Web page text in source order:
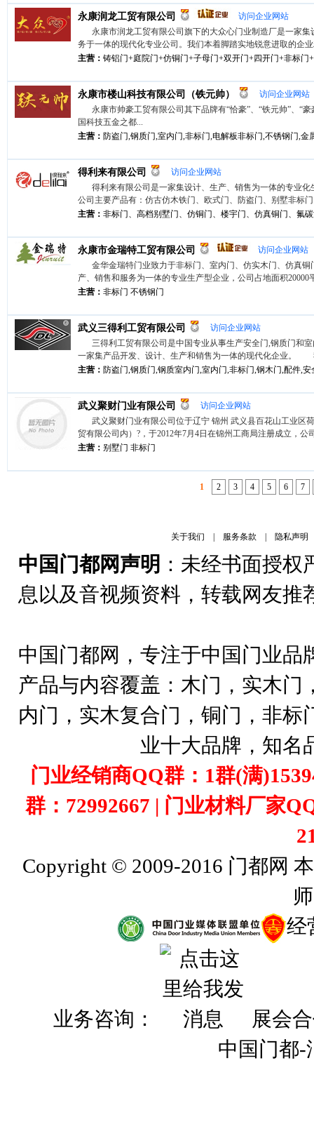
永康润龙工贸有限公司
访问企业网站
永康市润龙工贸有限公司旗下的大众心门业制造厂是一家集
务于一体的现代化专业公司。我们本着脚踏实地锐意进取的企
主营： 铸铝门+庭院门+仿铜门+子母门+双开门+四开门+非标门
永康市楼山科技有限公司（铁元帅）
访问企业网站
永康市帅豪工贸有限公司其下品牌有“恰豪”、“铁元帅”、“豪
国科技五金之都...
主营： 防盗门,钢质门,室内门,非标门,电解板非标门,不锈钢门,金
得利来有限公司
访问企业网站
得利来有限公司是一家集设计、生产、销售为一体的专业化
公司主要产品有：仿古仿木铁门、欧式门、防盗门、别墅非标
主营： 非标门、高档别墅门、仿铜门、楼宇门、仿真铜门、氟
永康市金瑞特工贸有限公司
访问企业网站
金华金瑞特门业致力于非标门、室内门、仿实木门、仿真铜
产、销售和服务为一体的专业生产型企业，公司占地面积20000
主营： 非标门 不锈钢门
武义三得利工贸有限公司
访问企业网站
三得利工贸有限公司是中国专业从事生产安全门,钢质门和
一家集产品开发、设计、生产和销售为一体的现代化企业。
主营： 防盗门,钢质门,钢质室内门,室内门,非标门,钢木门,配件,安
武义聚财门业有限公司
访问企业网站
武义聚财门业有限公司位于辽宁 锦州 武义县百花山工业区
贸有限公司内）?，于2012年7月4日在锦州工商局注册成立，公
主营： 别墅门 非标门
1 2 3 4 5 6 7
关于我们 服务条款 隐私声明
中国门都网声明 ：未经书面授
息以及音视频资料，转载网友
中国门都网，专注于中国门业
产品与内容覆盖：木门，实木
内门，实木复合门，铜门，非
业十大品牌，知名
门业经销商QQ群：1群(满
群：72992667 | 门业材料厂家
Copyright © 2009-2016 门都网
经
业务咨询：
展会
中国门都-